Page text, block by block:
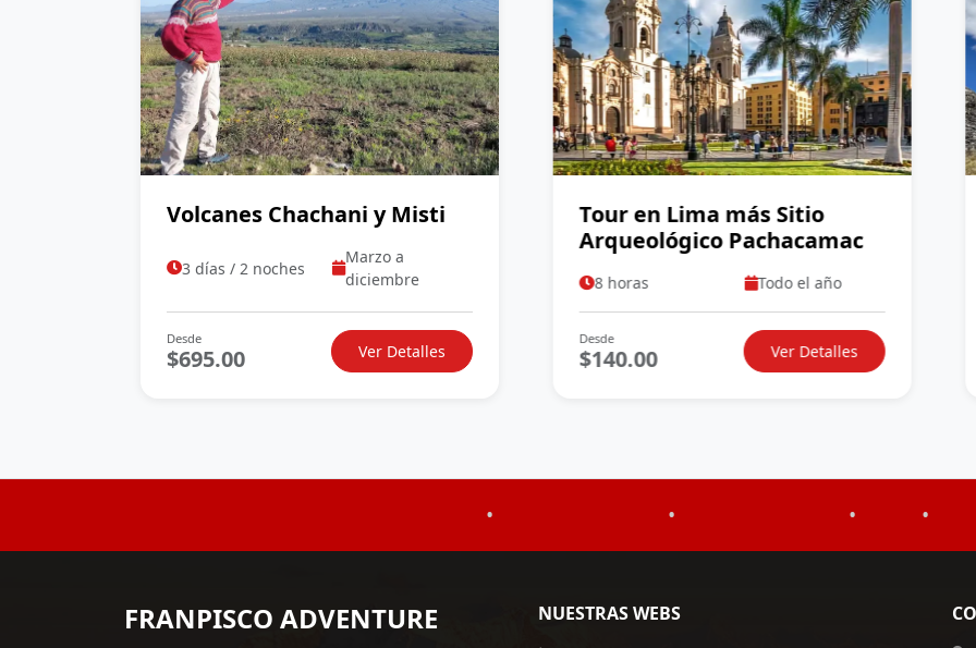
Volcanes Chachani y Misti
3 días / 2 noches
Marzo a
diciembre
Desde
$695.00 Ver Detalles
Tour en Lima más Sitio
Arqueológico Pachacamac
8 horas Todo el año
Desde
$140.00 Ver Detalles
• • • •
FRANPISCO ADVENTURE
NUESTRAS WEBS